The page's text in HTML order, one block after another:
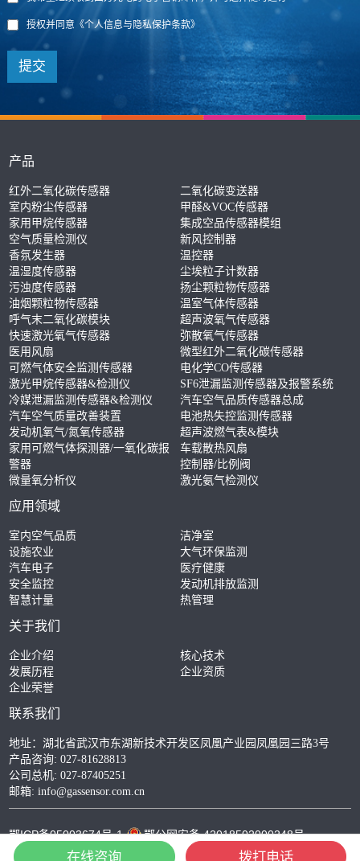
授权并同意《个人信息与隐私保护条款》
提交
产品
红外二氧化碳传感器
二氧化碳变送器
室内粉尘传感器
甲醛&VOC传感器
家用甲烷传感器
集成空品传感器模组
空气质量检测仪
新风控制器
香氛发生器
温控器
温湿度传感器
尘埃粒子计数器
污浊度传感器
扬尘颗粒物传感器
油烟颗粒物传感器
温室气体传感器
呼气末二氧化碳模块
超声波氧气传感器
快速激光氧气传感器
弥散氧气传感器
医用风扇
微型红外二氧化碳传感器
可燃气体安全监测传感器
电化学CO传感器
激光甲烷传感器&检测仪
SF6泄漏监测传感器及报警系统
冷媒泄漏监测传感器&检测仪
汽车空气品质传感器总成
汽车空气质量改善装置
电池热失控监测传感器
发动机氧气/氮氧传感器
超声波燃气表&模块
家用可燃气体探测器/一氧化碳报
警器
车载散热风扇
控制器/比例阀
微量氧分析仪
激光氨气检测仪
应用领域
室内空气品质
洁净室
设施农业
大气环保监测
汽车电子
医疗健康
安全监控
发动机排放监测
智慧计量
热管理
关于我们
企业介绍
核心技术
发展历程
企业资质
企业荣誉
联系我们
地址：湖北省武汉市东湖新技术开发区凤凰产业园凤凰园三路3号
产品咨询: 027-81628813
公司总机: 027-87405251
邮箱:info@gassensor.com.cn
鄂ICP备05003674号-1
鄂公网安备 42018502000248号
©2003-2025 四方光电股份有限公司 版权所有
在线咨询 拨打电话